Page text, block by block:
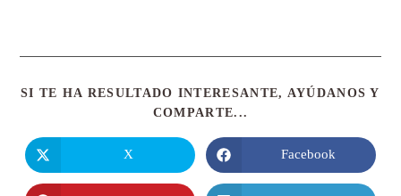
SI TE HA RESULTADO INTERESANTE, AYÚDANOS Y
COMPARTE...
X Facebook